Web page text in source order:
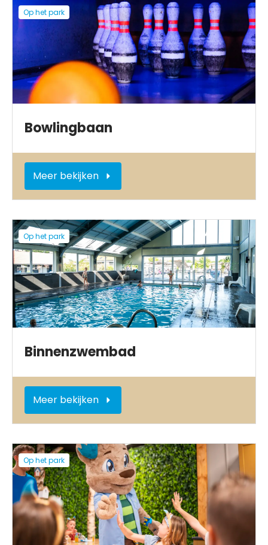
Op het park
Bowlingbaan
Meer bekijken
Op het park
Binnenzwembad
Meer bekijken
Op het park